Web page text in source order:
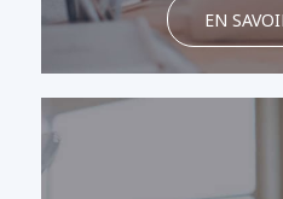
EN